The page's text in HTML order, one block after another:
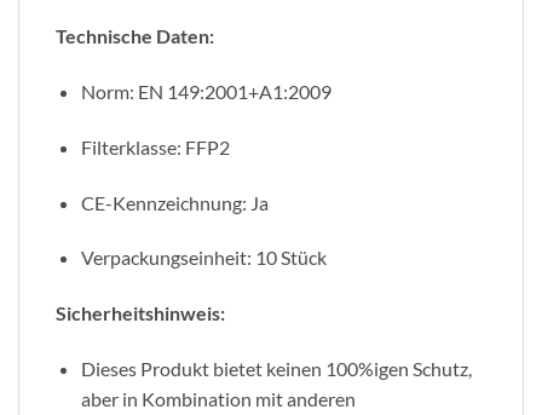
Technische Daten:
Norm: EN 149:2001+A1:2009
Filterklasse: FFP2
CE-Kennzeichnung: Ja
Verpackungseinheit: 10 Stück
Sicherheitshinweis:
Dieses Produkt bietet keinen 100%igen Schutz,
aber in Kombination mit anderen